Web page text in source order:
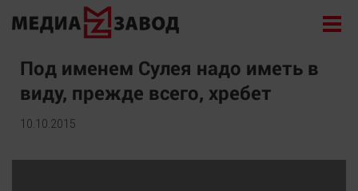
Новости
Экономика
Происшествия
Под именем Сулея надо иметь в
виду, прежде всего, хребет
10.10.2015